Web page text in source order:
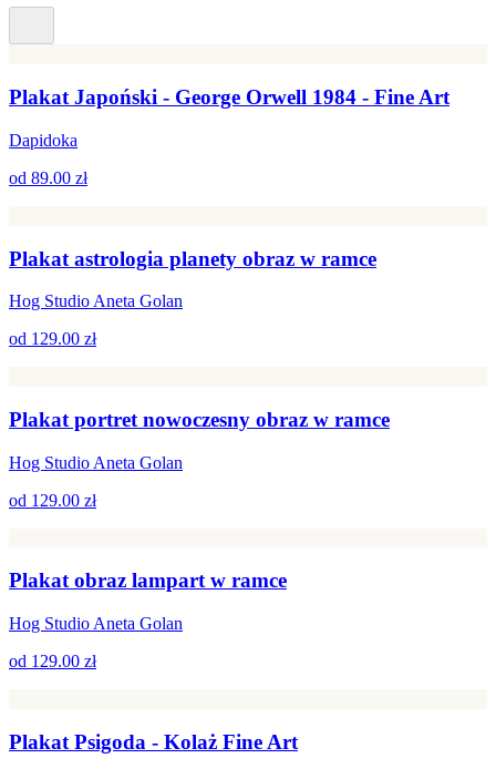
Plakat Japoński - George Orwell 1984 - Fine Art
Dapidoka
od 89.00 zł
Plakat astrologia planety obraz w ramce
Hog Studio Aneta Golan
od 129.00 zł
Plakat portret nowoczesny obraz w ramce
Hog Studio Aneta Golan
od 129.00 zł
Plakat obraz lampart w ramce
Hog Studio Aneta Golan
od 129.00 zł
Plakat Psigoda - Kolaż Fine Art